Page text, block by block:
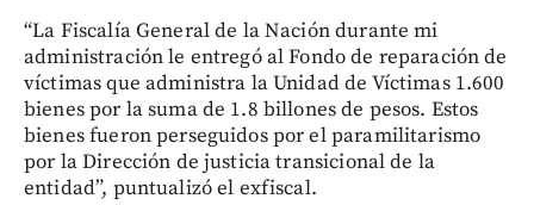
“La Fiscalía General de la Nación durante mi
administración le entregó al Fondo de reparación de
víctimas que administra la Unidad de Víctimas 1.600
bienes por la suma de 1.8 billones de pesos. Estos
bienes fueron perseguidos por el paramilitarismo
por la Dirección de justicia transicional de la
entidad”, puntualizó el exfiscal.